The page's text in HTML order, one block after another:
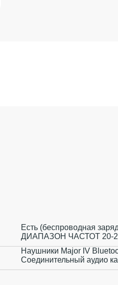
Есть (беспроводная
ДИАПАЗОН ЧАСТОТ 20-
Наушники Major IV
Соединительный аудио